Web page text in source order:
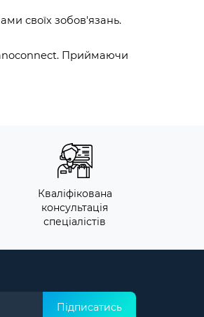
своїх зобов'язань.
Приймаючи
Кваліфікована
консультація
спеціалістів
Підписатись